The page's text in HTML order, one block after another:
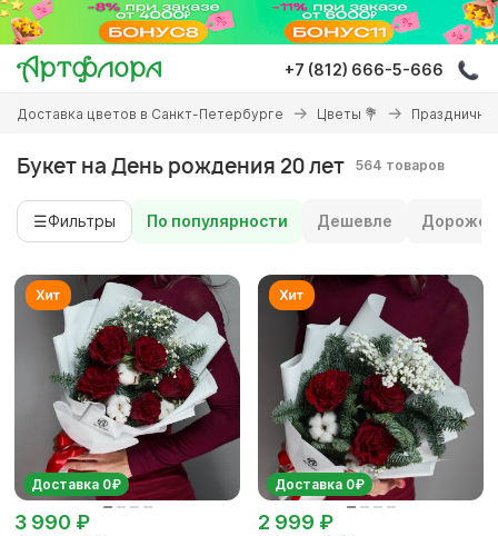
Перейти
основному
содержанию
+7 (812) 666-5-666
Вы
здесь
Доставка цветов в Санкт-Петербурге Цветы 💐
Букет на День рождения 20 лет 564 товаров
☰Фильтры По популярности Дешевле Дороже
Доставка 0₽
3 990 ₽
Доставка 0₽
2 999 ₽